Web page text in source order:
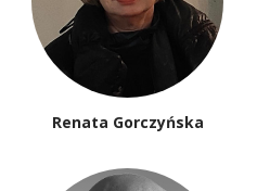
Renata Gorczyńska